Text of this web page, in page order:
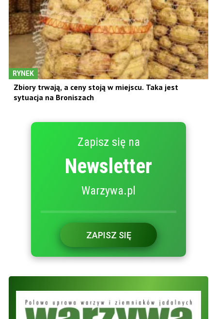
RYNEK
Zbiory trwają, a ceny stoją w miejscu. Taka jest
sytuacja na Broniszach
Zapisz się na
Newsletter
Warzywa.pl
ZAPISZ SIĘ